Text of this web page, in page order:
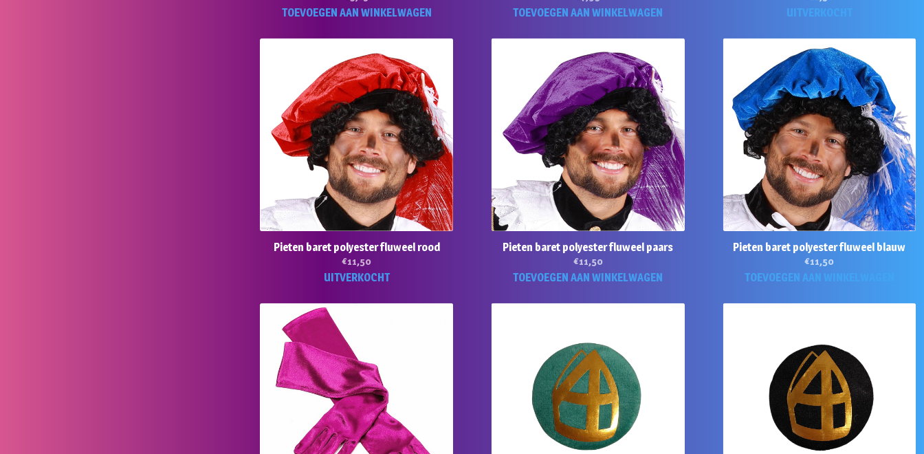
TOEVOEGEN AAN WINKELWAGEN TOEVOEGEN AAN WINKELWAGEN UITVERKOCHT
Pieten baret polyester fluweel rood
€11,50
UITVERKOCHT
Pieten baret polyester fluweel paars
€11,50
TOEVOEGEN AAN WINKELWAGEN
Pieten baret polyester fluweel blauw
€11,50
TOEVOEGEN AAN WINKELWAGEN